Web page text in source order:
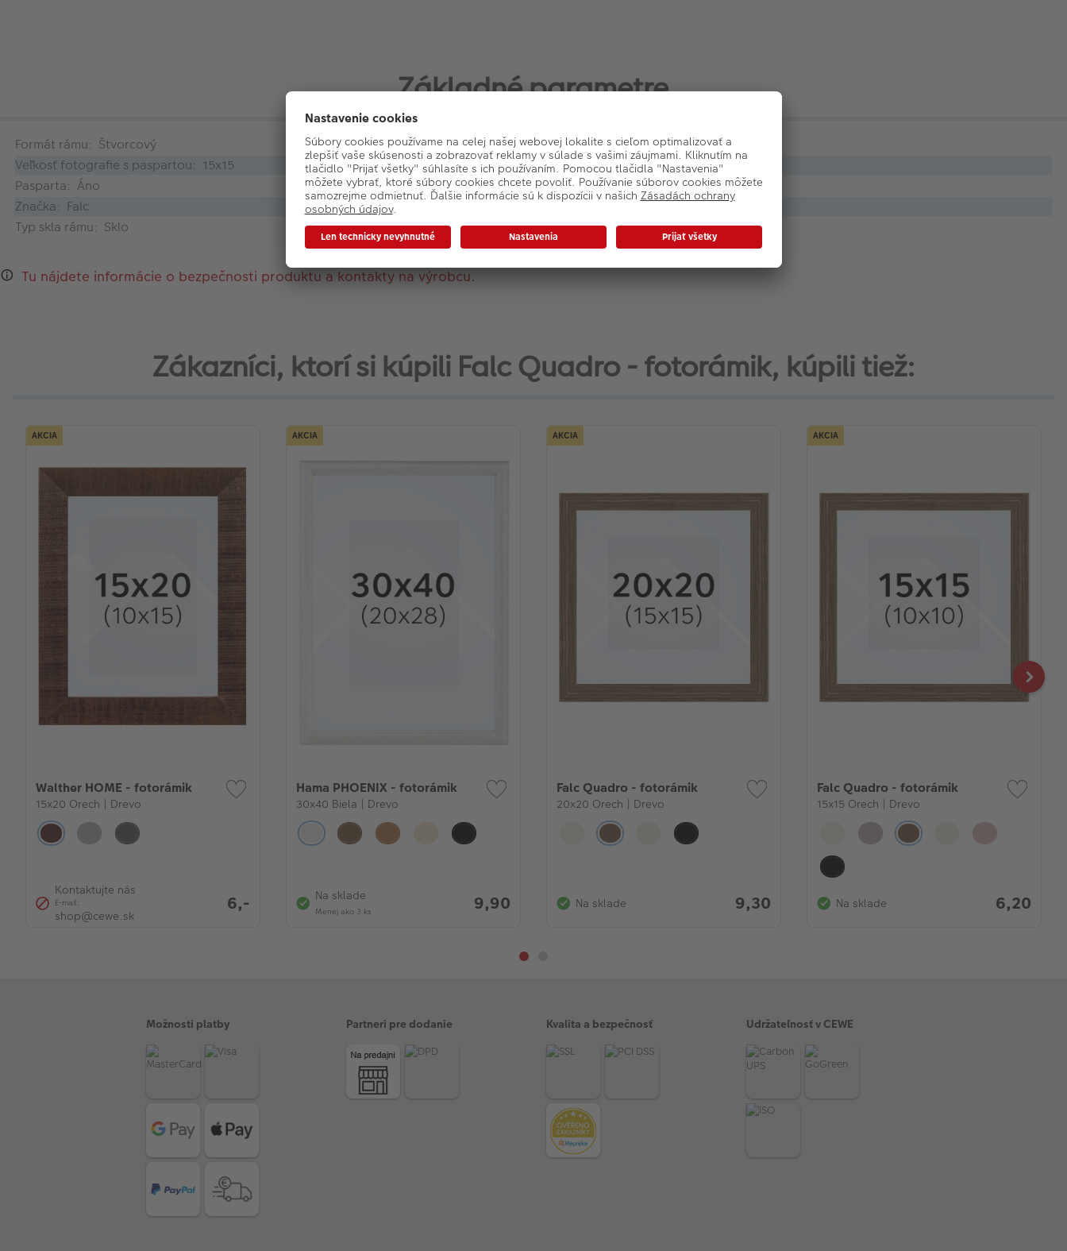
Základné parametre
Formát rámu: Štvorcový
Typ rámu: Klasický
Veľkosť fotografie s paspartou: 15x15
Stojan: Áno
Pasparta: Áno
Veľkosť fotografie: 20x20
Značka: Falc
Materiál rámu: Drevo
Typ skla rámu: Sklo
Farba: Biela
Tu nájdete informácie o bezpečnosti produktu a kontakty na výrobcu.
Zákazníci, ktorí si kúpili Falc Quadro - fotorámik, kúpili tiež:
AKCIA
Walther HOME - fotorámik
15x20 Orech | Drevo
Kontaktujte nás
E-mail:
shop@cewe.sk
6,-
AKCIA
Hama PHOENIX - fotorámik
30x40 Biela | Drevo
Na sklade
Menej ako 3 ks 9,90
AKCIA
Falc Quadro - fotorámik
20x20 Orech | Drevo
Na sklade 9,30
AKCIA
Falc Quadro - fotorámik
15x15 Orech | Drevo
Na sklade 6,20
Možnosti platby Partneri pre dodanie Kvalita a bezpečnosť Udržateľnosť v CEWE